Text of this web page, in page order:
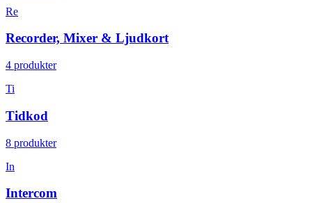
Re
Recorder, Mixer & Ljudkort
4 produkter
Ti
Tidkod
8 produkter
In
Intercom